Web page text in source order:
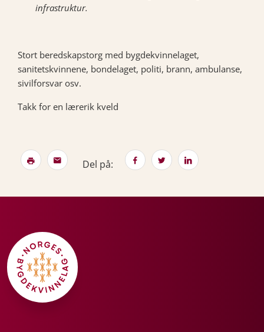
infrastruktur.
Stort beredskapstorg med bygdekvinnelaget,
sanitetskvinnene, bondelaget, politi, brann, ambulanse,
sivilforsvar osv.
Takk for en lærerik kveld
Del på: